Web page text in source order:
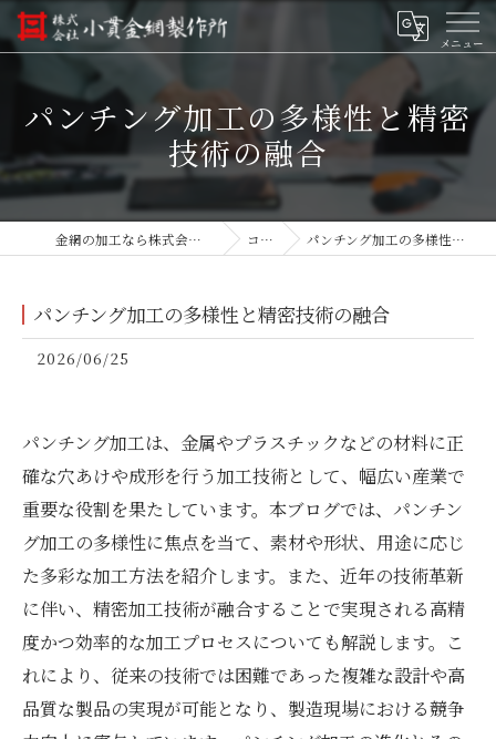
パンチング加工の多様性と精密
技術の融合
金網の加工なら株式会社小貫金網製作所 コラム パンチング加工の多様性と精密技術の融合
パンチング加工の多様性と精密技術の融合
2026/06/25
パンチング加工は、金属やプラスチックなどの材料に正
確な穴あけや成形を行う加工技術として、幅広い産業で
重要な役割を果たしています。本ブログでは、パンチン
グ加工の多様性に焦点を当て、素材や形状、用途に応じ
た多彩な加工方法を紹介します。また、近年の技術革新
に伴い、精密加工技術が融合することで実現される高精
度かつ効率的な加工プロセスについても解説します。こ
れにより、従来の技術では困難であった複雑な設計や高
品質な製品の実現が可能となり、製造現場における競争